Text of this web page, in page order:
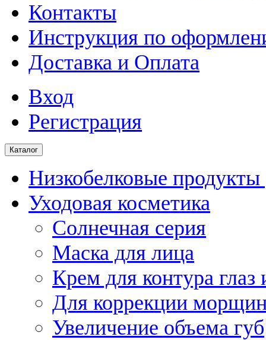
Контакты
Инструкция по
Доставка и Оплата
Вход
Регистрация
Каталог
Низкобелковые продукты
Уходовая косметика
Солнечная серия
Маска для лица
Крем для контура глаз
Для коррекции
Увеличение объема губ